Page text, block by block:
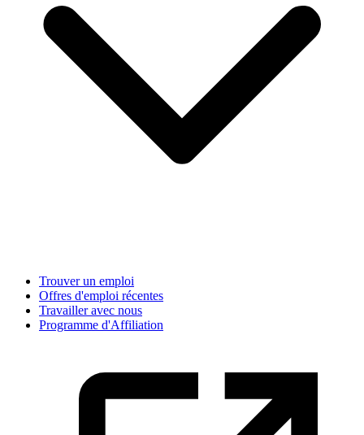
Trouver un emploi
Offres d'emploi récentes
Travailler avec nous
Programme d'Affiliation